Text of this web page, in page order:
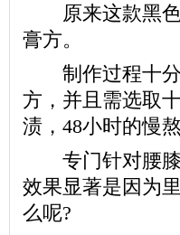
原来这款黑色
膏方。
制作过程十分
方，并且需选取
渍，48小时的慢
专门针对腰膝
效果显著是因为
么呢?